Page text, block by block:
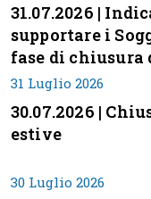
31.07.2026 |
supportare i
fase di chiusura
31 Luglio 2026
30.07.2026 |
estive
30 Luglio 2026